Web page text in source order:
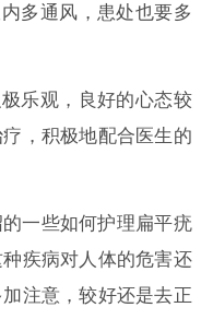
多通风，患处也要多
乐观，良好的心态较
，积极地配合医生的
一些如何护理扁平疣
疾病对人体的危害还
注意，较好还是去正